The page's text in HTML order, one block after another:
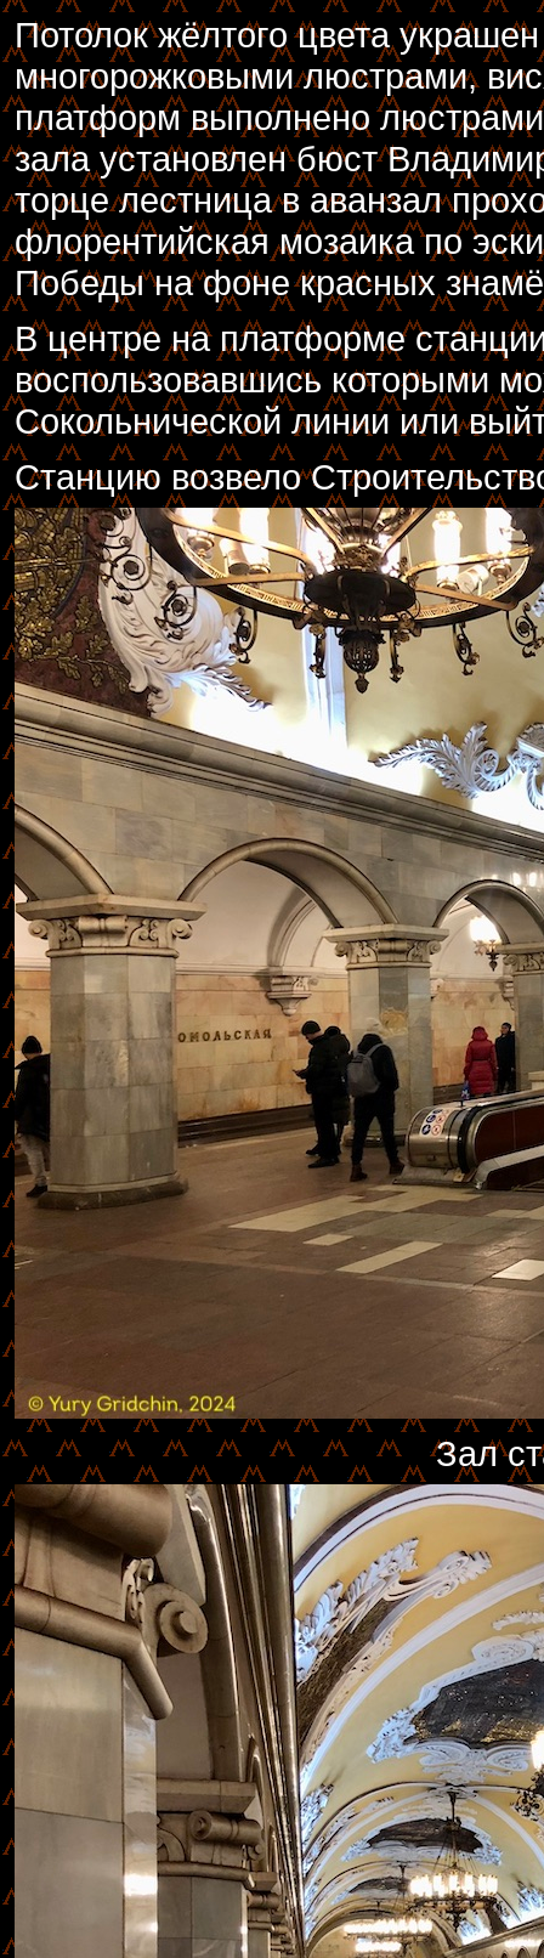
Потолок жёлтого цвета
многорожковыми люстрами,
платформ выполнено
зала установлен бюст
торце лестница в аванзал
флорентийская мозаика по
Победы на фоне красных
В центре на платформе
воспользовавшись которыми
Сокольнической линии или
Станцию возвело
Зал